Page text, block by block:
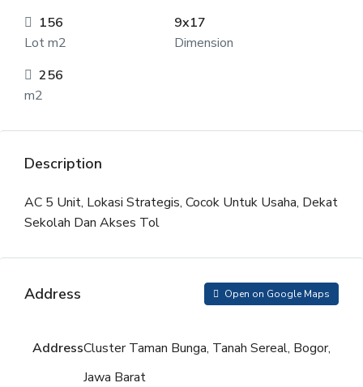
156
Lot m2
9x17
Dimension
256
m2
Description
AC 5 Unit, Lokasi Strategis, Cocok Untuk Usaha, Dekat
Sekolah Dan Akses Tol
Address Open on Google Maps
AddressCluster Taman Bunga, Tanah Sereal, Bogor,
Jawa Barat